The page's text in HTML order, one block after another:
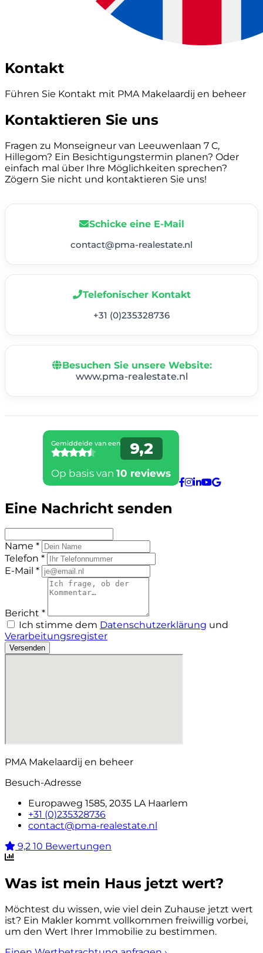
Kontakt
Führen Sie Kontakt mit PMA Makelaardij en beheer
Kontaktieren Sie uns
Fragen zu Monseigneur van Leeuwenlaan 7 C,
Hillegom? Ein Besichtigungstermin planen? Oder
einfach mal über Ihre Möglichkeiten sprechen?
Zögern Sie nicht und kontaktieren Sie uns!
Schicke eine E-Mail
contact@pma-realestate.nl
Telefonischer Kontakt
+31 (0)235328736
Besuchen Sie unsere Website:
www.pma-realestate.nl
Eine Nachricht senden
Name *
Telefon *
E-Mail *
Bericht *
Ich stimme dem Datenschutzerklärung und
Verarbeitungsregister
Versenden
PMA Makelaardij en beheer
Besuch-Adresse
Europaweg 1585, 2035 LA Haarlem
+31 (0)235328736
contact@pma-realestate.nl
9,2 10 Bewertungen
Was ist mein Haus jetzt wert?
Möchtest du wissen, wie viel dein Zuhause jetzt wert
ist? Ein Makler kommt vollkommen freiwillig vorbei,
um den Wert Ihrer Immobilie zu bestimmen.